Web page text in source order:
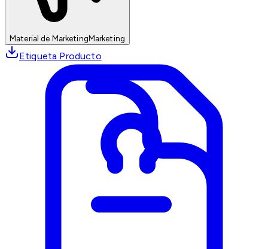
Material de MarketingMarketing
Etiqueta Producto